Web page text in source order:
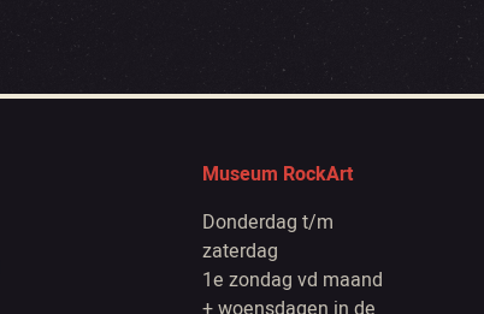
Museum RockArt
Donderdag t/m
zaterdag
1e zondag vd maand
+ woensdagen in de